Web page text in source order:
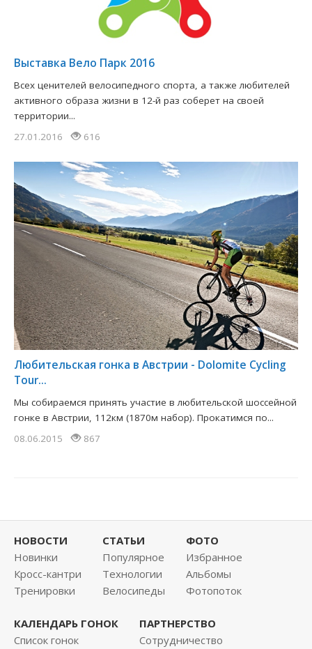
​Выставка Вело Парк 2016
Всех ценителей велосипедного спорта, а также любителей
активного образа жизни в 12-й раз соберет на своей
территории...
27.01.2016
616
Любительская гонка в Австрии - Dolomite Cycling
Tour...
Мы собираемся принять участие в любительской шоссейной
гонке в Австрии, 112км (1870м набор). Прокатимся по...
08.06.2015
867
НОВОСТИ
Новинки
Кросс-кантри
Тренировки
СТАТЬИ
Популярное
Технологии
Велосипеды
ФОТО
Избранное
Альбомы
Фотопоток
КАЛЕНДАРЬ ГОНОК
Список гонок
ПАРТНЕРСТВО
Сотрудничество